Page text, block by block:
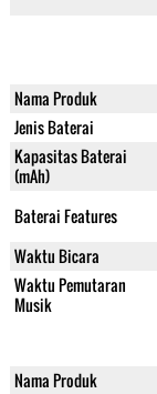
Nama Produk
Jenis Baterai
Kapasitas Baterai
(mAh)
Baterai Features
Waktu Bicara
Waktu Pemutaran
Musik
Nama Produk